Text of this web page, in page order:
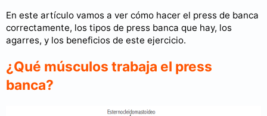
En este artículo vamos a ver cómo hacer el press de banca
correctamente, los tipos de press banca que hay, los
agarres, y los beneficios de este ejercicio.
¿Qué músculos trabaja el press
banca?